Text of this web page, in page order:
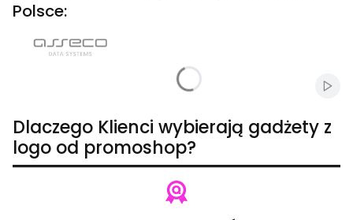
Polsce:
Dlaczego Klienci wybierają gadżety z
logo od promoshop?